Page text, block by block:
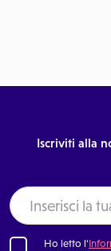
Iscriviti alla
Ho letto l'